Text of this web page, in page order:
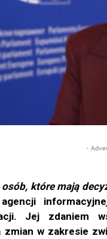
-
osób, które mają
Jej zdaniem
zmian w zakresie